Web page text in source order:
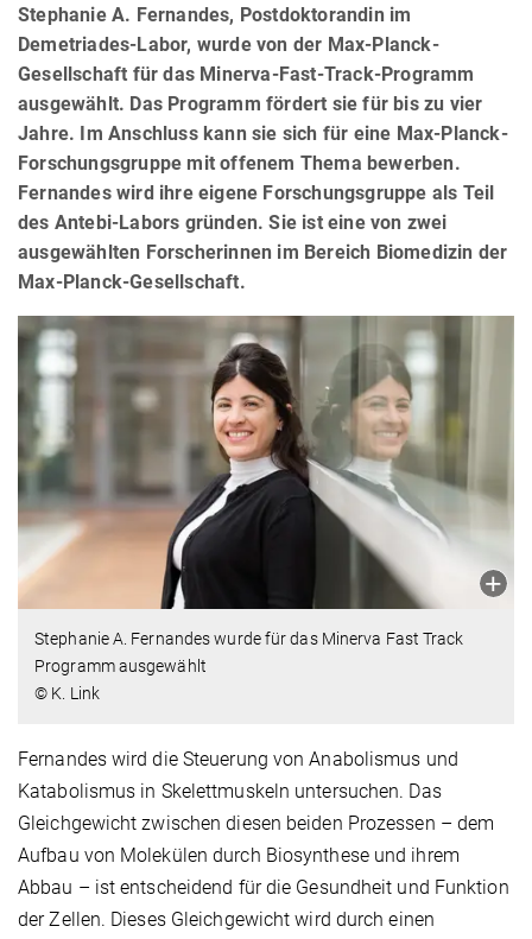
Stephanie A. Fernandes, Postdoktorandin im
Demetriades-Labor, wurde von der Max-Planck-
Gesellschaft für das Minerva-Fast-Track-Programm
ausgewählt. Das Programm fördert sie für bis zu vier
Jahre. Im Anschluss kann sie sich für eine Max-Planck-
Forschungsgruppe mit offenem Thema bewerben.
Fernandes wird ihre eigene Forschungsgruppe als Teil
des Antebi-Labors gründen. Sie ist eine von zwei
ausgewählten Forscherinnen im Bereich Biomedizin der
Max-Planck-Gesellschaft.
Stephanie A. Fernandes wurde für das Minerva Fast Track
Programm ausgewählt
© K. Link
Fernandes wird die Steuerung von Anabolismus und
Katabolismus in Skelettmuskeln untersuchen. Das
Gleichgewicht zwischen diesen beiden Prozessen – dem
Aufbau von Molekülen durch Biosynthese und ihrem
Abbau – ist entscheidend für die Gesundheit und Funktion
der Zellen. Dieses Gleichgewicht wird durch einen